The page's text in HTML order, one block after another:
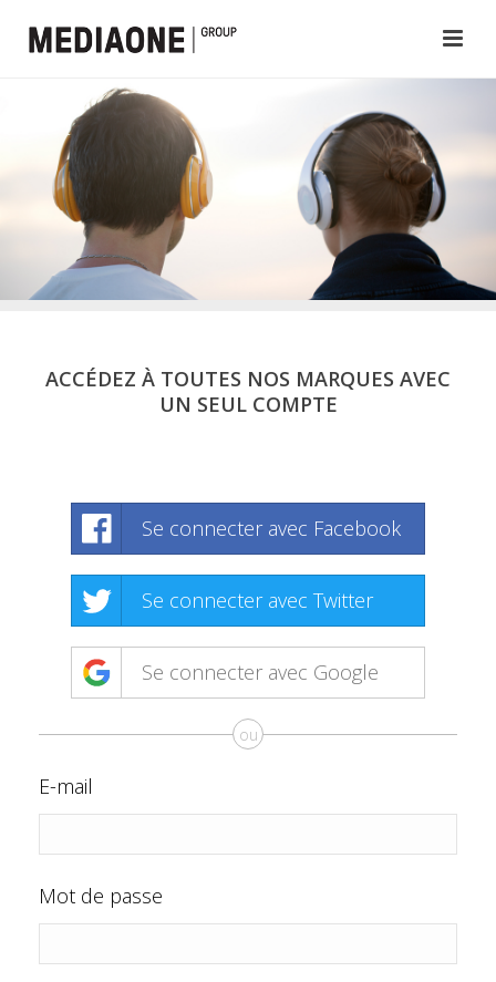
ACCÉDEZ À TOUTES NOS MARQUES AVEC
UN SEUL COMPTE
Se connecter avec Facebook
Se connecter avec Twitter
Se connecter avec Google
ou
E-mail
Mot de passe